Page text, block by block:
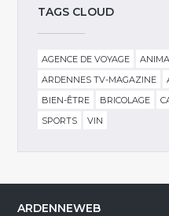
TAGS CLOUD
AGENCE DE VOYAGE
ARDENNES TV-MAGAZINE
BIEN-ÊTRE
BRICOLAGE
SPORTS
VIN
ARDENNEWEB